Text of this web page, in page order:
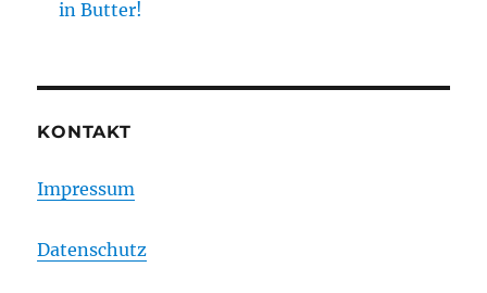
in Butter!
KONTAKT
Impressum
Datenschutz